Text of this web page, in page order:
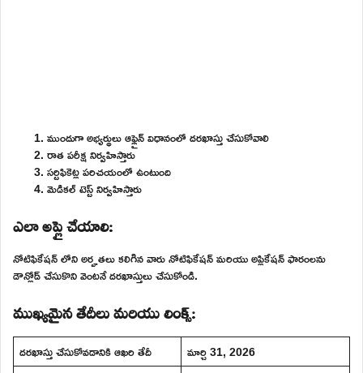
ముందుగా అభ్యర్థులు ఆఫ్లైన్ విధానంలో దరఖాస్తు చేసుకోవాలి
రాత పరీక్ష నిర్వహిస్తారు
సర్టిఫికెట్ల పరిచయంలో ఉంటుంది
మెడికల్ టెస్ట్ నిర్వహిస్తారు
ఎలా అప్లై చేయాలి:
నోటిఫికేషన్ లోని అర్హతలు కలిగిన వారు నోటిఫికేషన్ మరియు అప్లికేషన్ ఫారంలను
డౌన్లోడ్ చేసుకొని వెంటనే దరఖాస్తులు చేసుకోండి.
ముఖ్యమైన తేదీలు మరియు లింక్స్:
దరఖాస్తు చేసుకోవడానికి ఆఖరి తేదీ
మార్చి 31, 2026